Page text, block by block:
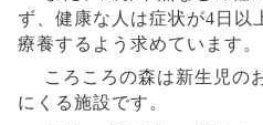
ず、健康な人は症状が4 日以
療養するよう 求めています。
ころころの森は新生児の
にくる施設です。